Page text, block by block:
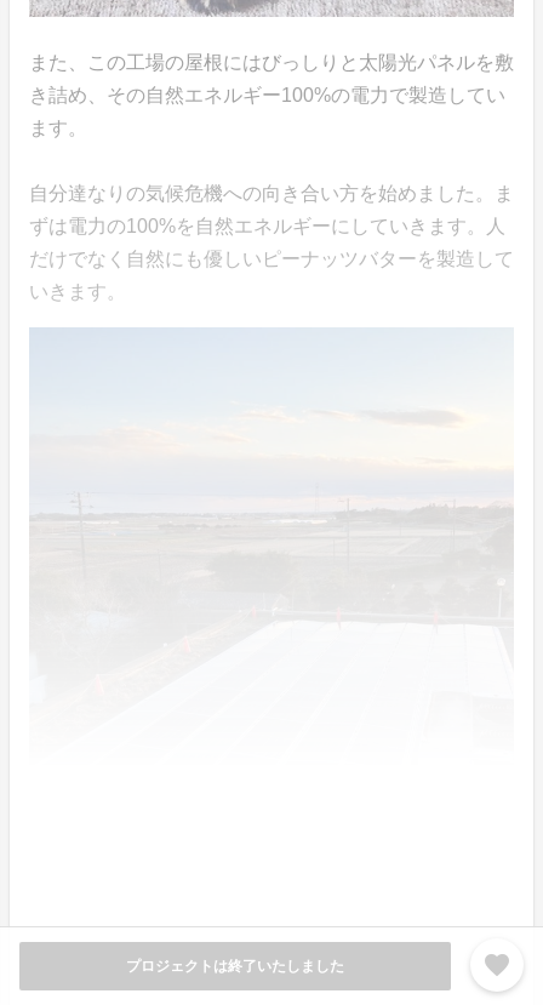
プロジェクトは終了いたしました favorite
また、この工場の屋根にはびっしりと太陽光パネルを敷
き詰め、その自然エネルギー100%の電力で製造してい
ます。
自分達なりの気候危機への向き合い方を始めました。ま
ずは電力の100%を自然エネルギーにしていきます。人
だけでなく自然にも優しいピーナッツバターを製造して
いきます。